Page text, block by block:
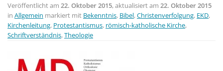
Veröffentlicht am 22. Oktober 2015, aktualisiert am 22. Oktober 2015
in Allgemein markiert mit Bekenntnis, Bibel,Christenverfolgung, EKD,
Kirchenleitung, Protestantismus, römisch-katholische Kirche,
Schriftverständnis,Theologie